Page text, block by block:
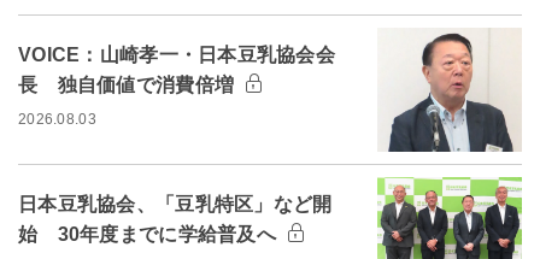
VOICE：山崎孝一・日本豆乳協会会
長 独自価値で消費倍増
2026.08.03
日本豆乳協会、「豆乳特区」など開
始 30年度までに学給普及へ